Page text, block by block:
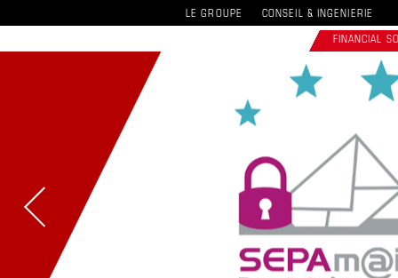
LE GROUPE CONSEIL & INGENIERIE
FINANCIAL